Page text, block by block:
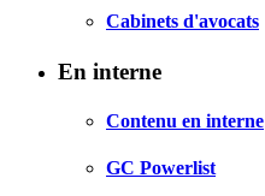
Cabinets d'avocats
En interne
Contenu en interne
GC Powerlist